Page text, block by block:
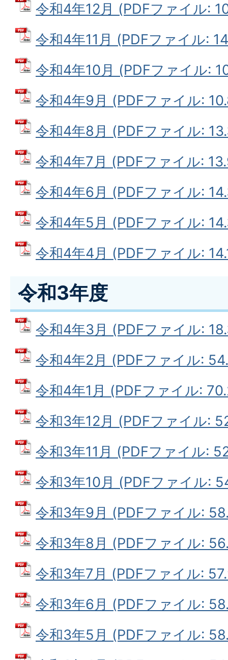
令和4年12月 (PDFファイル:
令和4年11月 (PDFファイル:
令和4年10月 (PDFファイル:
令和4年9月 (PDFファイル:
令和4年8月 (PDFファイル:
令和4年7月 (PDFファイル:
令和4年6月 (PDFファイル:
令和4年5月 (PDFファイル:
令和4年4月 (PDFファイル:
令和3年度
令和4年3月 (PDFファイル:
令和4年2月 (PDFファイル:
令和4年1月 (PDFファイル:
令和3年12月 (PDFファイル:
令和3年11月 (PDFファイル:
令和3年10月 (PDFファイル:
令和3年9月 (PDFファイル:
令和3年8月 (PDFファイル:
令和3年7月 (PDFファイル:
令和3年6月 (PDFファイル:
令和3年5月 (PDFファイル: